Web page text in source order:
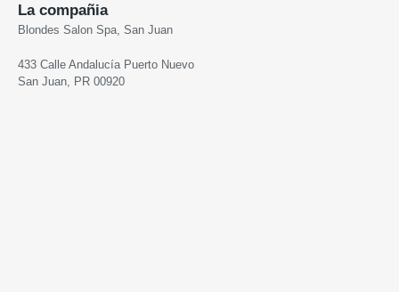
La compañia
Blondes Salon Spa, San Juan
433 Calle Andalucía Puerto Nuevo
San Juan, PR 00920